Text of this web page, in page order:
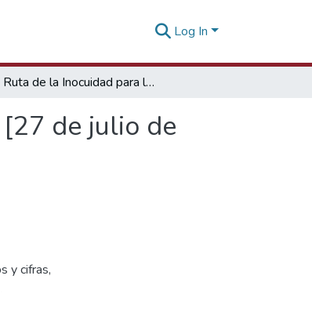
Log In
Ruta de la Inocuidad para la exportación de alimentos [27 de julio de 2022]
de julio de
y cifras,